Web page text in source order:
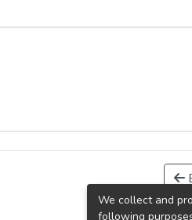
We collect and
following